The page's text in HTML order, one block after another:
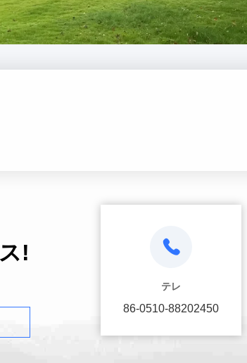
!
テレ
86-0510-88202450